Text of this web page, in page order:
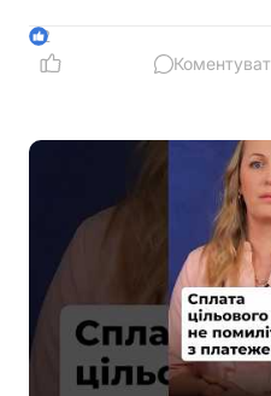
окремі штатні одиниці
середньооблікової
активних бойових дій
2